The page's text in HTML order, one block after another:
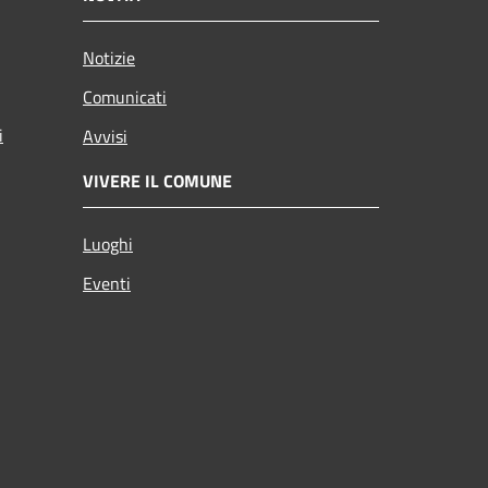
Notizie
Comunicati
Avvisi
VIVERE IL COMUNE
Luoghi
Eventi